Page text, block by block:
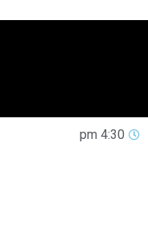
4:30 pm